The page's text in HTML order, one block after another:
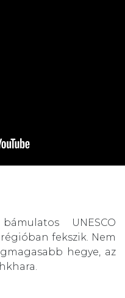
UNESCO
fekszik. Nem
hegye, az